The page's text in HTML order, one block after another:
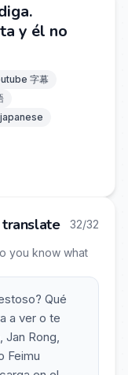
y él no
字幕
translate 32/32
you know what
Qué
a ver o te
Jan Rong,
Feimu